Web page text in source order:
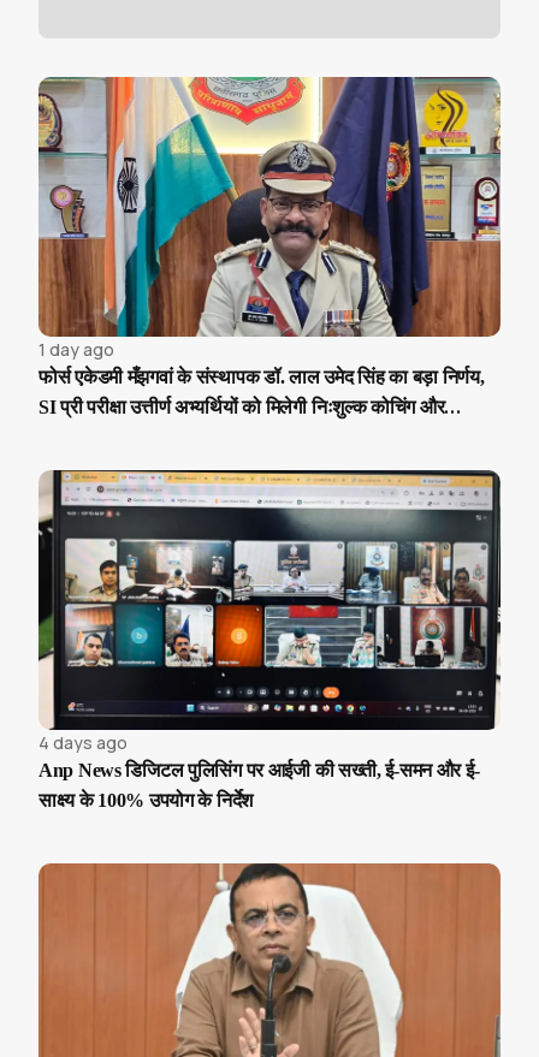
1 day ago
फोर्स एकेडमी मँझगवां के संस्थापक डॉ. लाल उमेद सिंह का बड़ा निर्णय,
SI प्री परीक्षा उत्तीर्ण अभ्यर्थियों को मिलेगी निःशुल्क कोचिंग और
4 days ago
Anp News डिजिटल पुलिसिंग पर आईजी की सख्ती, ई-समन और ई-
साक्ष्य के 100% उपयोग के निर्देश